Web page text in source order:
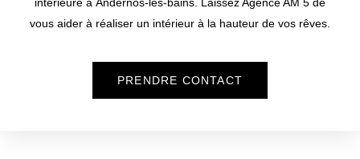
intérieure à Andernos-les-bains. Laissez Agence AM 5 de
vous aider à réaliser un intérieur à la hauteur de vos rêves.
PRENDRE CONTACT